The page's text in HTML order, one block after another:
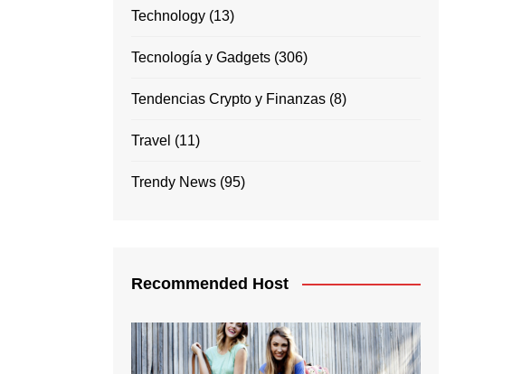
Technology (13)
Tecnología y Gadgets (306)
Tendencias Crypto y Finanzas (8)
Travel (11)
Trendy News (95)
Recommended Host